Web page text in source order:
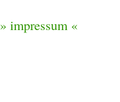
» impressum «